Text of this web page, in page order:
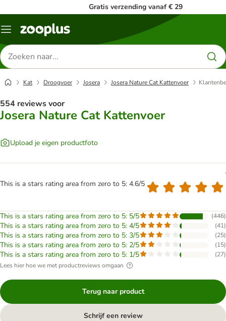
Gratis verzending vanaf € 29
Menu
Zoeken
naar
producten
Kat Droogvoer Josera Josera Nature Cat Kattenvoer
554 reviews voor
Josera Nature Cat Kattenvoer
Upload je eigen productfoto
This is a stars rating area from zero to 5: 4.6/5
This is a stars rating area from zero to 5: 5/5 (446)
This is a stars rating area from zero to 5: 4/5 (41)
This is a stars rating area from zero to 5: 3/5 (25)
This is a stars rating area from zero to 5: 2/5 (15)
This is a stars rating area from zero to 5: 1/5 (27)
Lees hier hoe we met productreviews omgaan
Terug naar product
Schrijf een review